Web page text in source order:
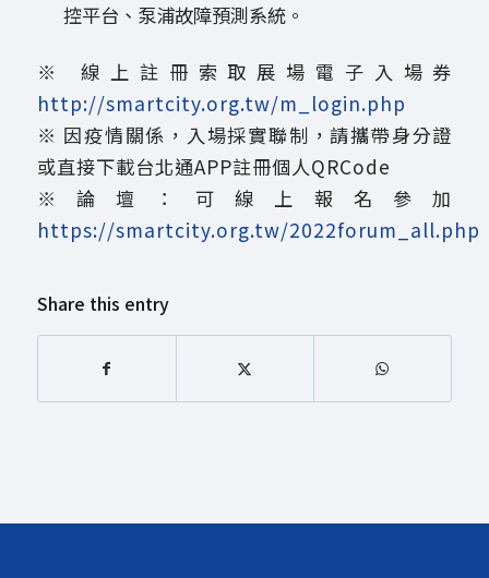
控平台、泵浦故障預測系統。
※ 線上註冊索取展場電子入場券
http://smartcity.org.tw/m_login.php
※ 因疫情關係，入場採實聯制，請攜帶身分證
或直接下載台北通APP註冊個人QRCode
※論壇：可線上報名參加
https://smartcity.org.tw/2022forum_all.php
Share this entry